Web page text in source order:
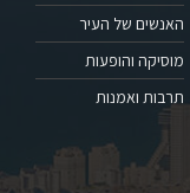
האנשים של העיר
מוסיקה והופעות
תרבות ואמנות